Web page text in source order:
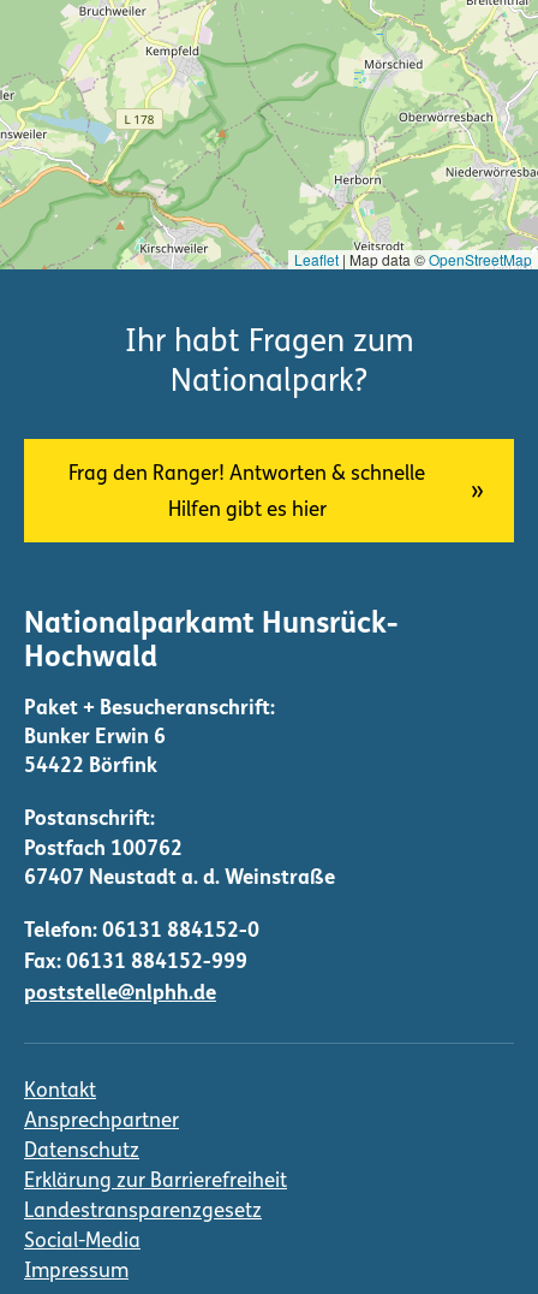
Leaflet | Map data ©OpenStreetMap
Ihr habt Fragen zum
Nationalpark?
Frag den Ranger! Antworten & schnelle
Hilfen gibt es hier
Nationalparkamt Hunsrück-
Hochwald
Bunker Erwin 6
54422 Börfink
Telefon: 06131 884152-0
Fax: 06131 884152-999
poststelle@nlphh.de
Kontakt
Ansprechpartner
Datenschutz
Erklärung zur Barrierefreiheit
Landestransparenzgesetz
Social-Media
Impressum